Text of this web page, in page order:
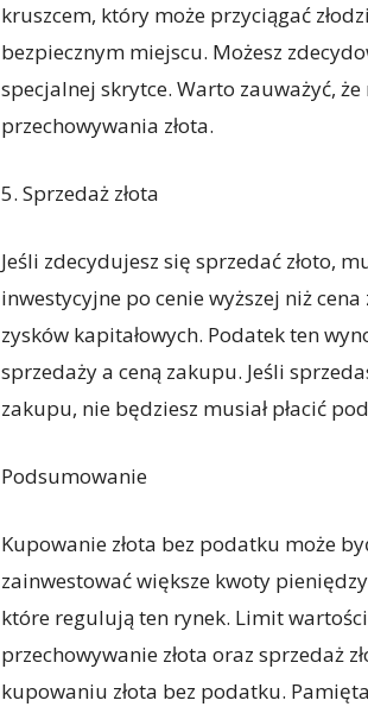
kruszcem, który może przyciągać
bezpiecznym miejscu. Możesz
specjalnej skrytce. Warto zauważyć,
przechowywania złota.
5. Sprzedaż złota
Jeśli zdecydujesz się sprzedać złoto,
inwestycyjne po cenie wyższej niż
zysków kapitałowych. Podatek ten
sprzedaży a ceną zakupu. Jeśli
zakupu, nie będziesz musiał płacić
Podsumowanie
Kupowanie złota bez podatku może
zainwestować większe kwoty
które regulują ten rynek. Limit
przechowywanie złota oraz sprzedaż
kupowaniu złota bez podatku.